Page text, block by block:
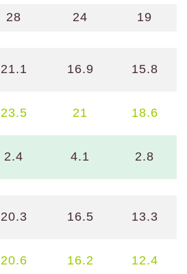
28 24 19
21.1 16.9 15.8
23.5 21 18.6
2.4 4.1 2.8
20.3 16.5 13.3
20.6 16.2 12.4